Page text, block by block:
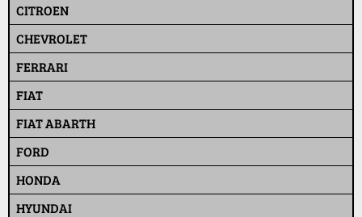
CITROEN
CHEVROLET
FERRARI
FIAT
FIAT ABARTH
FORD
HONDA
HYUNDAI